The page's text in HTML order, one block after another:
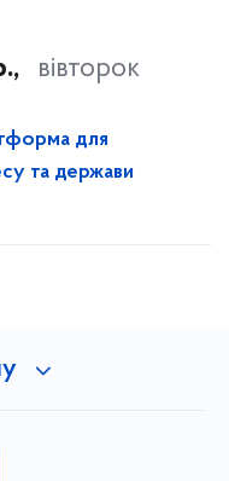
вівторок
для
та держави